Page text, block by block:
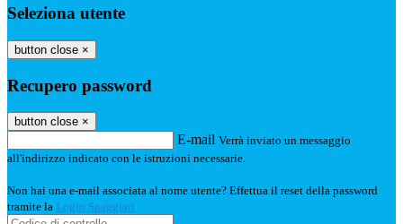
Seleziona utente
button close ×
Recupero password
button close ×
E-mail Verrà inviato un messaggio
all'indirizzo indicato con le istruzioni necessarie.
Non hai una e-mail associata al nome utente? Effettua il reset della password
tramite la Login Spaggiari